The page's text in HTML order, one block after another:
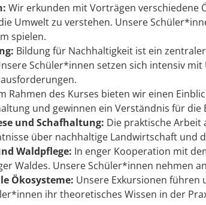
Wir erkunden mit Vorträgen verschiedene
Umwelt zu verstehen. Unsere
spielen.
Bildung für Nachhaltigkeit ist ein
Schüler*innen setzen sich intensiv
Rahmen des Kurses bieten wir einen
und gewinnen ein Verständnis für
und Schafhaltung: Die praktische Arbeit
über nachhaltige Landwirtschaft und
Waldpflege: In enger Kooperation mit
Waldes. Unsere Schüler*innen nehmen
Ökosysteme: Unsere Exkursionen führen
ihr theoretisches Wissen in der